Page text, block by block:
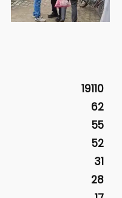
19110
62
55
52
31
28